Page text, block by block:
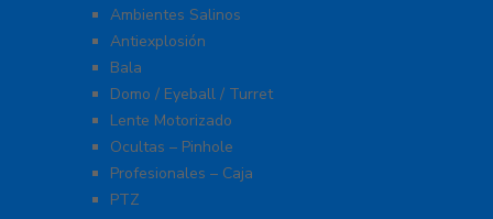
Ambientes Salinos
Antiexplosión
Bala
Domo / Eyeball / Turret
Lente Motorizado
Ocultas – Pinhole
Profesionales – Caja
PTZ